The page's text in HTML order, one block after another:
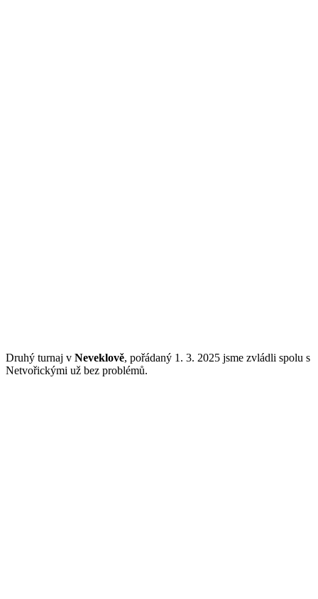
Druhý turnaj v Neveklově, pořádaný 1. 3. 2025 jsme zvládli spolu s
Netvořickými už bez problémů.